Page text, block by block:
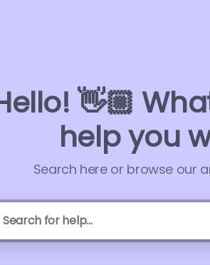
👋🏼
help you
Search here or browse our